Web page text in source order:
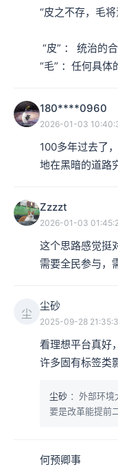
“皮之不存，毛将
“毛” ：任何具体
180****0960
2026-01-03
100多年过去了
地在黑暗的道路
Zzzzt
2026-01-03
这个思路感觉挺
需要全民参与，
尘
尘砂
2025-09-28
看理想平台真好
许多固有标签类
尘砂 ：外部环境
要是改革能提前
何预卿事